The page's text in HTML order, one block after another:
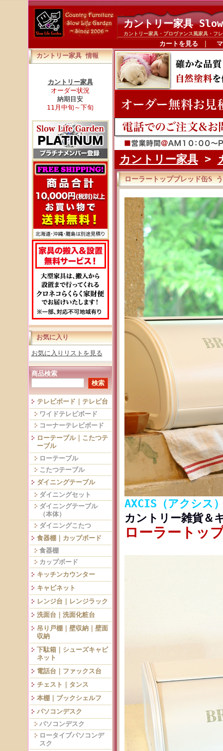
カントリー家具
カントリー家具・プロヴァンス風家具・フ
カートを見る
カントリー家具 情報
カントリー家具
オーダー状況
納期目安
11月中旬～下旬
お気に入り
お気に入りリストを見る
商品検索
テレビボード｜テレビ台
ワイドテレビボード
コーナーテレビボード
ローテーブル｜こたつテ
ーブル
ローテーブル
こたつテーブル
ダイニングテーブル
ダイニングセット
ダイニングテーブル
（本体）
ダイニングこたつ
食器棚｜カップボード
食器棚
カップボード
キッチンカウンター
キャビネット
レンジ台｜レンジラック
洗面台｜洗面化粧台
吊り戸棚｜壁収納｜壁面
収納
下駄箱｜シューズキャビ
ネット
電話台｜ファックス台
チェスト｜タンス
本棚｜ブックシェルフ
パソコンデスク
パソコンデスク
ロータイプパソコンデ
スク
カントリー家具>
ローラートップブレッド缶S
AXCIS（アクシス
カントリー雑貨＆
ローラートッ